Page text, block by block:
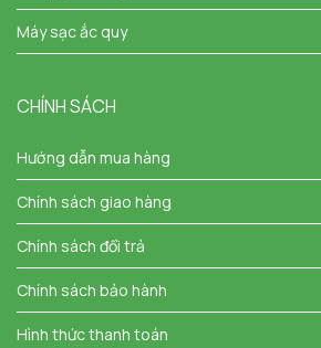
Máy sạc ắc quy
CHÍNH SÁCH
Hướng dẫn mua hàng
Chính sách giao hàng
Chính sách đổi trả
Chính sách bảo hành
Hình thức thanh toán